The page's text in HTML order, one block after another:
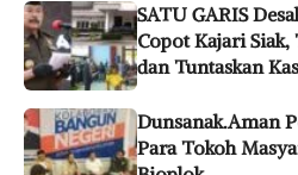
SATU GARIS
Copot Kajari Siak,
dan Tuntaskan
Dunsanak.Aman
Para Tokoh